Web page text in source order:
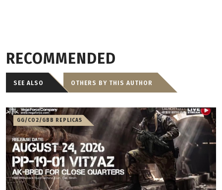
RECOMMENDED
SEE ALSO OTHERS BY THIS AUTHOR
GG/CO2/GBB REPLICAS